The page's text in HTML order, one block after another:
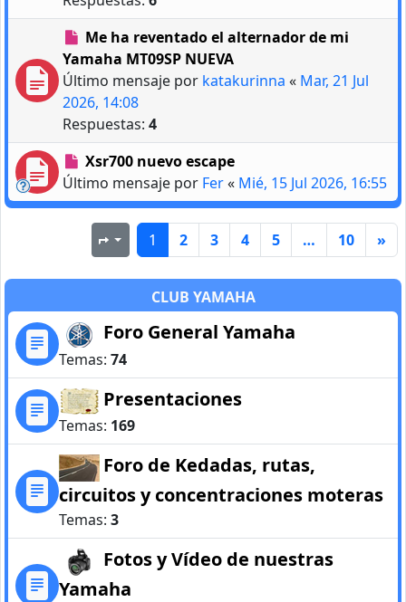
Me ha reventado el alternador de mi
Yamaha MT09SP NUEVA
Último mensaje por katakurinna « Mar, 21 Jul
2026, 14:08
Respuestas: 4
Xsr700 nuevo escape
Último mensaje por Fer« Mié, 15 Jul 2026, 16:55
Página1 de10
1 2 3 4 5 … 10 »
CLUB YAMAHA
Foro General Yamaha
Temas: 74
Presentaciones
Temas: 169
Foro de Kedadas, rutas,
circuitos y concentraciones moteras
Temas: 3
Fotos y Vídeo de nuestras
Yamaha